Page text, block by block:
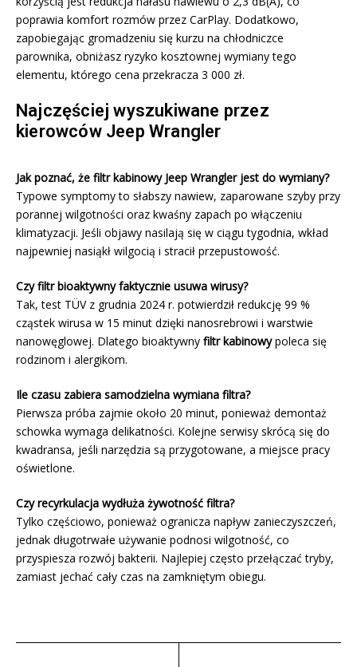
poprawia komfort rozmów przez CarPlay. Dodatkowo,
zapobiegając gromadzeniu się kurzu na chłodniczce
parownika, obniżasz ryzyko kosztownej wymiany tego
elementu, którego cena przekracza 3 000 zł.
Najczęściej wyszukiwane przez
kierowców Jeep Wrangler
Jak poznać, że filtr kabinowy Jeep Wrangler jest do wymiany?
Typowe symptomy to słabszy nawiew, zaparowane szyby przy
porannej wilgotności oraz kwaśny zapach po włączeniu
klimatyzacji. Jeśli objawy nasilają się w ciągu tygodnia, wkład
najpewniej nasiąkł wilgocią i stracił przepustowość.
Czy filtr bioaktywny faktycznie usuwa wirusy?
Tak, test TÜV z grudnia 2024 r. potwierdził redukcję 99 %
cząstek wirusa w 15 minut dzięki nanosrebrowi i warstwie
nanowęglowej. Dlatego bioaktywny filtr kabinowypoleca się
rodzinom i alergikom.
Ile czasu zabiera samodzielna wymiana filtra?
Pierwsza próba zajmie około 20 minut, ponieważ demontaż
schowka wymaga delikatności. Kolejne serwisy skrócą się do
kwadransa, jeśli narzędzia są przygotowane, a miejsce pracy
oświetlone.
Czy recyrkulacja wydłuża żywotność filtra?
Tylko częściowo, ponieważ ogranicza napływ zanieczyszczeń,
jednak długotrwałe używanie podnosi wilgotność, co
przyspiesza rozwój bakterii. Najlepiej często przełączać tryby,
zamiast jechać cały czas na zamkniętym obiegu.